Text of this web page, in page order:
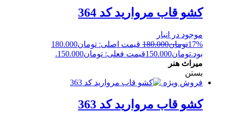
کشو قاب مروارید کد 364
موجود در انبار
17%تومان180.000
قیمت اصلی: تومان180.000
بود.تومان150.000قیمت فعلی: تومان150.000.
میراث هنر
بستن
فروش ویژه
کشو قاب مروارید کد 363